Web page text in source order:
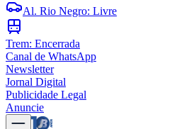
Al. Rio Negro: Livre
Trem: Encerrada
Canal de WhatsApp
Newsletter
Jornal Digital
Publicidade Legal
Anuncie